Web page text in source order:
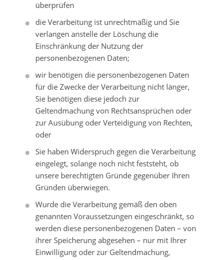
überprüfen
die Verarbeitung ist unrechtmäßig und Sie
verlangen anstelle der Löschung die
Einschränkung der Nutzung der
personenbezogenen Daten;
wir benötigen die personenbezogenen Daten
für die Zwecke der Verarbeitung nicht länger,
Sie benötigen diese jedoch zur
Geltendmachung von Rechtsansprüchen oder
zur Ausübung oder Verteidigung von Rechten,
oder
Sie haben Widerspruch gegen die Verarbeitung
eingelegt, solange noch nicht feststeht, ob
unsere berechtigten Gründe gegenüber Ihren
Gründen überwiegen.
Wurde die Verarbeitung gemäß den oben
genannten Voraussetzungen eingeschränkt, so
werden diese personenbezogenen Daten – von
ihrer Speicherung abgesehen – nur mit Ihrer
Einwilligung oder zur Geltendmachung,